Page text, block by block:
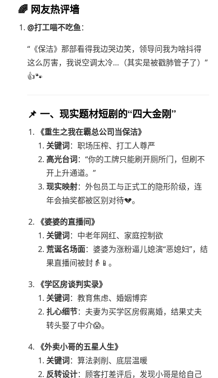
🌈 网友热评墙
@打工喵不吃鱼：
“《保洁》那部看得我边哭边笑，领导问我为啥抖得
这么厉害，我说空调太冷…（其实是被戳肺管子了）”
👍🐾
📌 一、现实题材短剧的“四大金刚”
《重生之我在霸总公司当保洁》
关键词：职场压榨、打工人尊严
高光台词：“你的工牌只能刷开厕所门，但刷不
开上升通道。”
现实映射：外包员工与正式工的隐形阶级，连
年会抽奖都被区别对待💔。
《婆婆的直播间》
关键词：中老年网红、家庭控制欲
荒诞名场面：婆婆为涨粉逼儿媳演“恶媳妇”，结
果直播间被封👵📱。
《学区房谈判实录》
关键词：教育焦虑、婚姻博弈
扎心细节：夫妻为买学区房假离婚，结果丈夫
转头娶了中介😱。
《外卖小哥的五星人生》
关键词：算法剥削、底层温暖
反转设计：顾客打差评后，发现小哥是给自己